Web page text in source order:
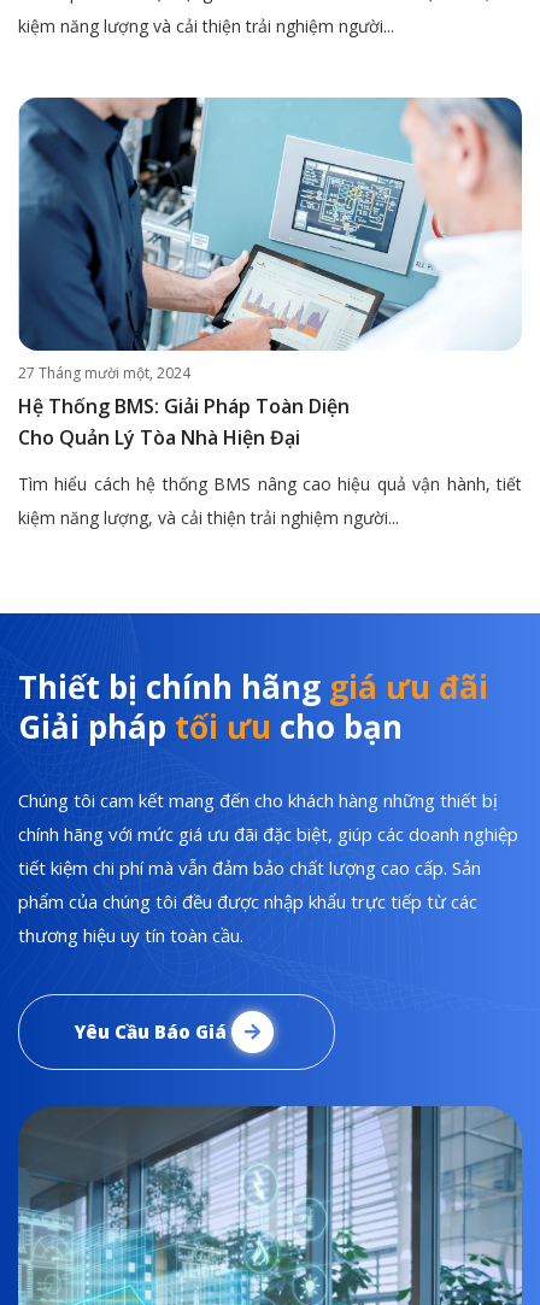
kiệm năng lượng và cải thiện trải nghiệm người...
27 Tháng mười một, 2024
Hệ Thống BMS: Giải Pháp Toàn Diện
Cho Quản Lý Tòa Nhà Hiện Đại
Tìm hiểu cách hệ thống BMS nâng cao hiệu quả vận hành, tiết
kiệm năng lượng, và cải thiện trải nghiệm người...
Thiết bị chính hãng giá ưu đãi
Giải pháp tối ưu cho bạn
Chúng tôi cam kết mang đến cho khách hàng những thiết bị
chính hãng với mức giá ưu đãi đặc biệt, giúp các doanh nghiệp
tiết kiệm chi phí mà vẫn đảm bảo chất lượng cao cấp. Sản
phẩm của chúng tôi đều được nhập khẩu trực tiếp từ các
thương hiệu uy tín toàn cầu.
Yêu Cầu Báo Giá